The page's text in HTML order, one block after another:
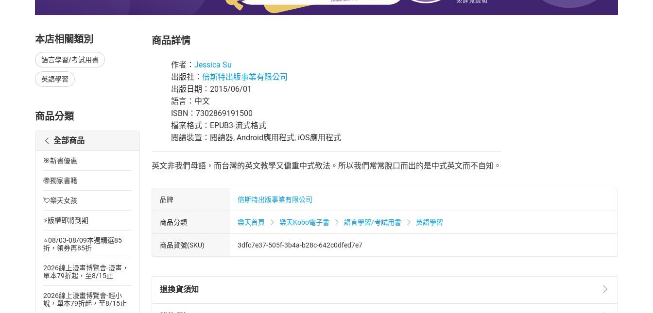
本店相關類別
語言學習/考試用書
英語學習
商品分類
全部商品
🎯新書優惠
🉐獨家書籍
💘樂天女孩
⚡版權即將到期
⭐08/03-08/09本週精選85
折，領券再85折
2026線上漫畫博覽會-漫畫，
單本79折起，至8/15止
2026線上漫畫博覽會-輕小
說，單本79折起，至8/15止
商品詳情
作者： Jessica Su
出版社： 倍斯特出版事業有限公司
出版日期：2015/06/01
語言：中文
ISBN：7302869191500
檔案格式：EPUB3-流式格式
閱讀裝置：閱讀器, Android應用程式, iOS應用程式
英文非我們母語，而台灣的英文教學又偏重中式教法。所以我們常常脫口而出的是中式英文而不自知。
品牌 倍斯特出版事業有限公司
商品分類 樂天首頁 樂天Kobo電子書 語言學習/考試用書 英語學習
商品貨號(SKU) 3dfc7e37-505f-3b4a-b28c-642c0dfed7e7
退換貨須知